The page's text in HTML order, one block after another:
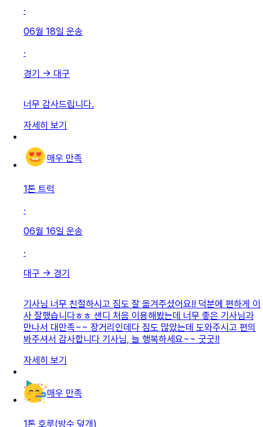
·
06월 18일 운송
·
경기 → 대구
너무 감사드립니다.
자세히 보기
매우 만족
1톤 트럭
·
06월 16일 운송
·
대구 → 경기
기사님 너무 친절하시고 짐도 잘 옮겨주셨어요!! 덕분에 편하게 이
사 잘했습니다ㅎㅎ 샌디 처음 이용해봤는데 너무 좋은 기사님과
만나서 대만족~~ 장거리인데다 짐도 많았는데 도와주시고 편의
봐주셔서 감사합니다 기사님, 늘 행복하세요~~ 굿굿!!
자세히 보기
매우 만족
1톤 호루(방수 덮개)